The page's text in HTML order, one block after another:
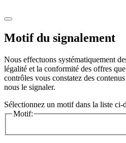
Motif du signalement
Nous effectuons systématiquement
légalité et la conformité des offres
contrôles vous constatez des
nous le signaler.
Sélectionnez un motif dans la liste ci-
Motif: